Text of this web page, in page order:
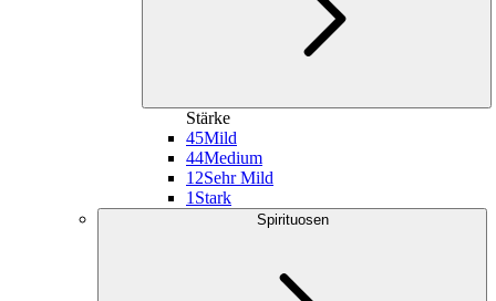
Stärke
45Mild
44Medium
12Sehr Mild
1 Stark
Spirituosen